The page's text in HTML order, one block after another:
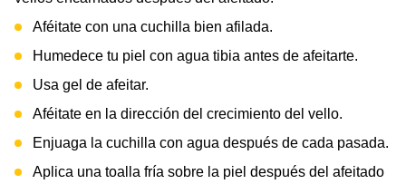
Aféitate con una cuchilla bien afilada.
Humedece tu piel con agua tibia antes de afeitarte.
Usa gel de afeitar.
Aféitate en la dirección del crecimiento del vello.
Enjuaga la cuchilla con agua después de cada pasada.
Aplica una toalla fría sobre la piel después del afeitado